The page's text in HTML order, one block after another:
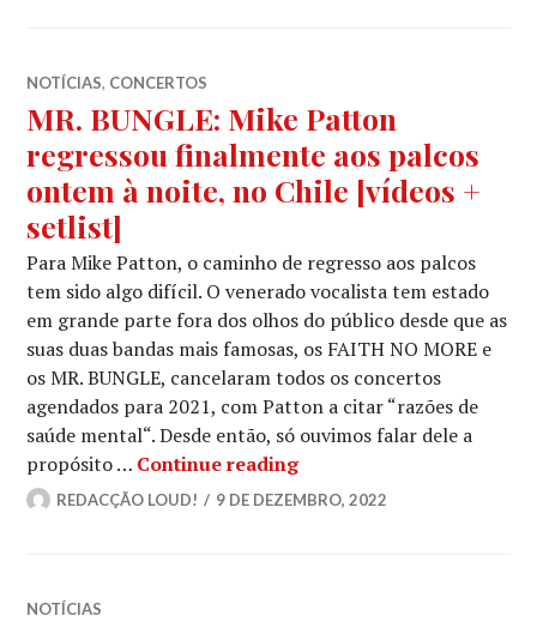
NOTÍCIAS, CONCERTOS
MR. BUNGLE: Mike Patton
regressou finalmente aos palcos
ontem à noite, no Chile [vídeos +
setlist]
Para Mike Patton, o caminho de regresso aos palcos
tem sido algo difícil. O venerado vocalista tem estado
em grande parte fora dos olhos do público desde que as
suas duas bandas mais famosas, os FAITH NO MORE e
os MR. BUNGLE, cancelaram todos os concertos
agendados para 2021, com Patton a citar “razões de
saúde mental“. Desde então, só ouvimos falar dele a
propósito … Continue readingMR. BUNGLE: Mike
REDACÇÃO LOUD! 9 DE DEZEMBRO, 2022
NOTÍCIAS